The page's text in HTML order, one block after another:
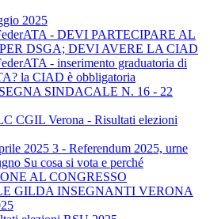
2025
- DEVI PARTECIPARE AL
DSGA; DEVI AVERE LA CIAD
- inserimento graduatoria di
la CIAD è obbligatoria
SINDACALE N. 16 - 22
CGIL Verona - Risultati elezioni
2025 3 - Referendum 2025, urne
Su cosa si vota e perché
AL CONGRESSO
GILDA INSEGNANTI VERONA